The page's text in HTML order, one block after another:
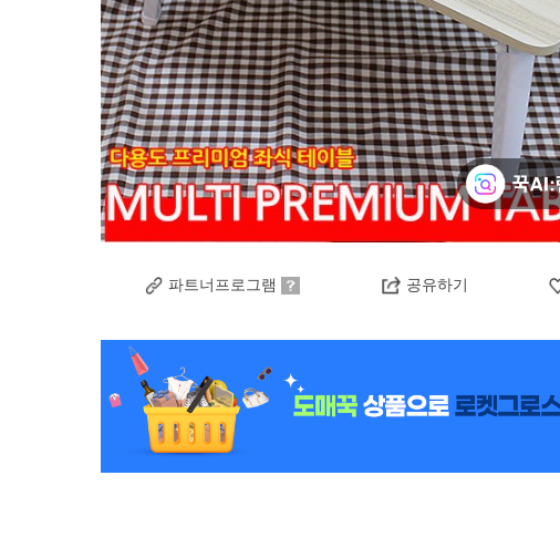
파트너프로그램 공유하기